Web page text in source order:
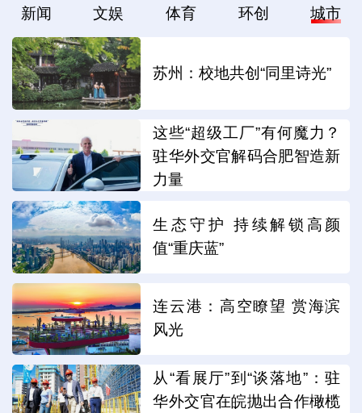
新闻 文娱 体育 环创 城市
苏州：校地共创“同里诗光”
这些“超级工厂”有何魔力？
驻华外交官解码合肥智造新
力量
生态守护 持续解锁高颜
值“重庆蓝”
连云港：高空瞭望 赏海滨
风光
从“看展厅”到“谈落地”：驻
华外交官在皖抛出合作橄榄